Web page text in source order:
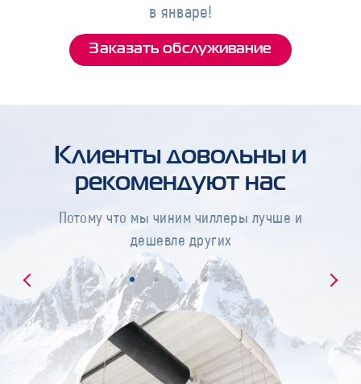
в январе!
Заказать обслуживание
Клиенты довольны и
рекомендуют нас
Потому что мы чиним чиллеры лучше и
дешевле других